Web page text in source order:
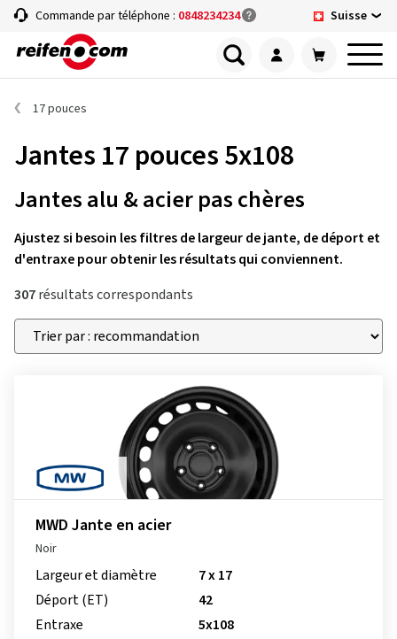
Commande par téléphone : 0848234234 Suisse
17 pouces
Jantes 17 pouces 5x108
Jantes alu & acier pas chères
Ajustez si besoin les filtres de largeur de jante, de déport et
d'entraxe pour obtenir les résultats qui conviennent.
307résultats correspondants
MWD Jante en acier
Noir
Largeur et diamètre
7 x 17
Déport (ET)
42
Entraxe
5x108